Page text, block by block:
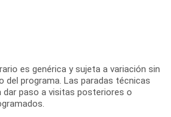
es genérica y sujeta a variación sin
del programa. Las paradas técnicas
dar paso a visitas posteriores o